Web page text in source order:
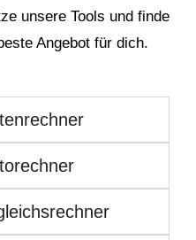
unsere Tools und finde
Angebot für dich.